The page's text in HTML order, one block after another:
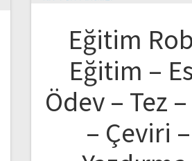
Eğitim
Eğitim –
Ödev – Tez
– Çeviri